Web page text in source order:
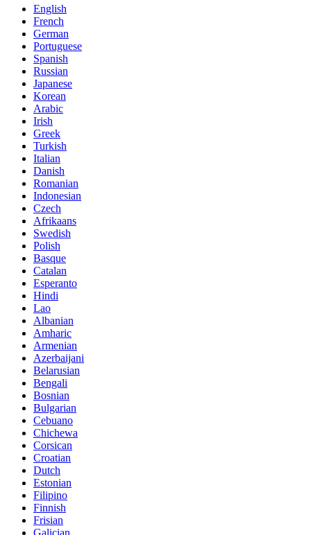
English
French
German
Portuguese
Spanish
Russian
Japanese
Korean
Arabic
Irish
Greek
Turkish
Italian
Danish
Romanian
Indonesian
Czech
Afrikaans
Swedish
Polish
Basque
Catalan
Esperanto
Hindi
Lao
Albanian
Amharic
Armenian
Azerbaijani
Belarusian
Bengali
Bosnian
Bulgarian
Cebuano
Chichewa
Corsican
Croatian
Dutch
Estonian
Filipino
Finnish
Frisian
Galician